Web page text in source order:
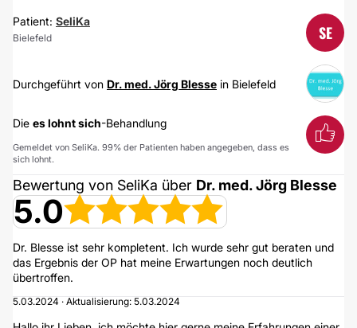
Patient: SeliKa
Bielefeld SE
Durchgeführt von Dr. med. Jörg Blesse in Bielefeld
Die es lohnt sich-Behandlung
Gemeldet von SeliKa. 99% der Patienten haben angegeben, dass es
sich lohnt.
Bewertung von SeliKa über Dr. med. Jörg Blesse
5.0
Dr. Blesse ist sehr kompletent. Ich wurde sehr gut beraten und
das Ergebnis der OP hat meine Erwartungen noch deutlich
übertroffen.
5.03.2024 · Aktualisierung: 5.03.2024